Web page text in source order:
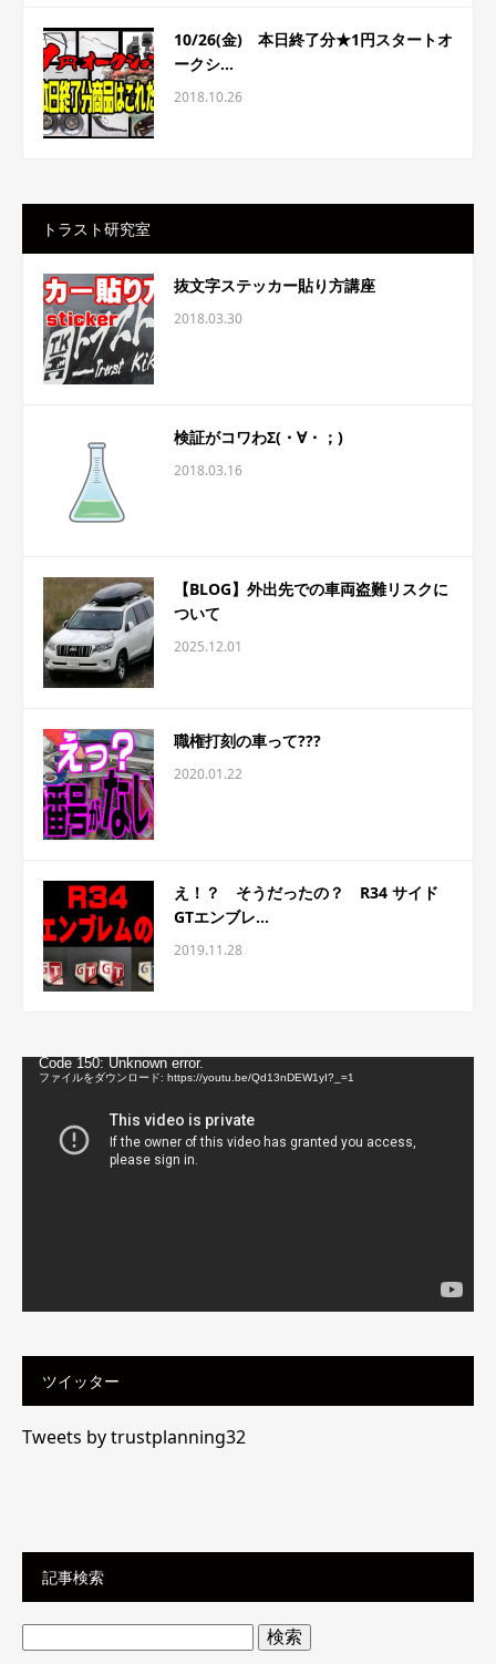
10/26(金) 本日終了分★1円スタートオ
ークシ...
2018.10.26
トラスト研究室
抜文字ステッカー貼り方講座
2018.03.30
検証がコワわΣ(・∀・；)
2018.03.16
【BLOG】外出先での車両盗難リスクに
ついて
2025.12.01
職権打刻の車って???
2020.01.22
え！？ そうだったの？ R34 サイド
GTエンブレ...
2019.11.28
動Code 150: Unknown error.
ファイルをダウンロード: https://youtu.be/Qd13nDEW1yI?_=1
ツイッター
Tweets by trustplanning32
記事検索
検
索: